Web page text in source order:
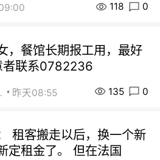
118 0
，餐馆长期报工用，最好
联系0782236
昨天08:55 135 0
租客搬走以后，换一个新
定租金了。 但在法国